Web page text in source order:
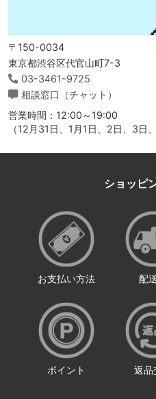
〒150-0034
東京都渋谷区代官山町7-3
03-3461-9725
相談窓口（チャット）
営業時間：12:00～19:00
（12月31日、1月1日、2日、3日
ショッピ
お支払い方法 配
ポイント 返品